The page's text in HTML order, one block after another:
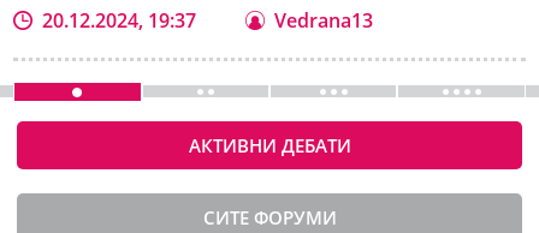
20.12.2024, 19:37 Vedrana13
АКТИВНИ ДЕБАТИ
СИТЕ ФОРУМИ